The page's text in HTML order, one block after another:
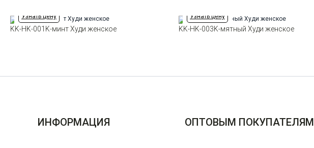
Узнать цену
KK-HK-001K-минт Худи женское
Узнать цену
KK-HK-003K-мятный Худи женское
ИНФОРМАЦИЯ ОПТОВЫМ ПОКУПАТЕЛЯМ